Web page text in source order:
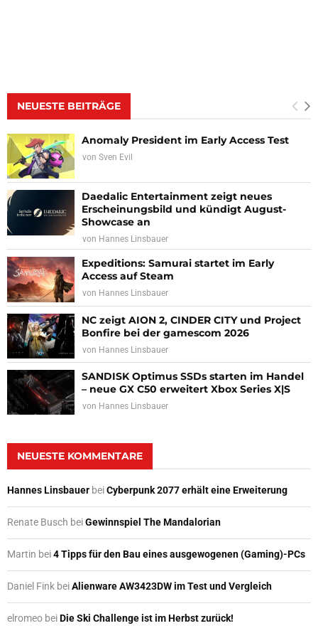
NEUESTE BEITRÄGE
Anomaly President im Early Access Test
von Sven Evil
Daedalic Entertainment zeigt neues
Erscheinungsbild und kündigt August-
Showcase an
von Hannes Linsbauer
Expeditions: Samurai startet im Early
Access auf Steam
von Hannes Linsbauer
NC zeigt AION 2, CINDER CITY und Project
Bonfire bei der gamescom 2026
von Hannes Linsbauer
SANDISK Optimus SSDs starten im Handel
– neue GX C50 erweitert Xbox Series X|S
von Hannes Linsbauer
NEUESTE KOMMENTARE
Hannes Linsbauer beiCyberpunk 2077 erhält eine Erweiterung
Renate Busch beiGewinnspiel The Mandalorian
Martin bei4 Tipps für den Bau eines ausgewogenen (Gaming)-PCs
Daniel Fink beiAlienware AW3423DW im Test und Vergleich
elromeo beiDie Ski Challenge ist im Herbst zurück!